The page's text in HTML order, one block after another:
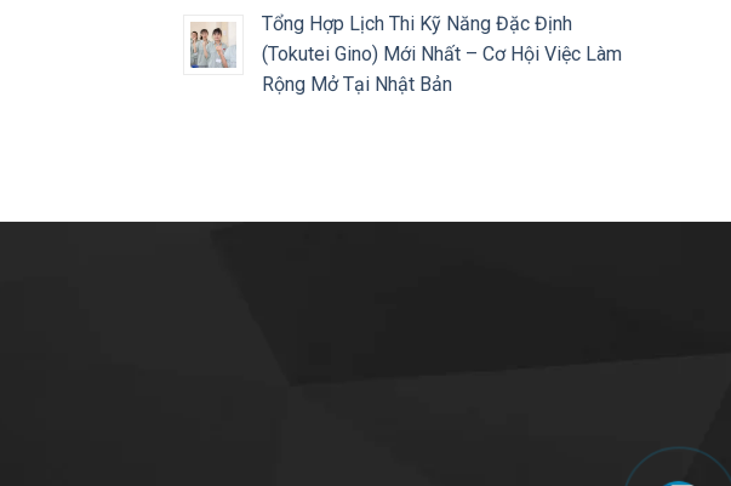
Tổng Hợp Lịch Thi Kỹ Năng Đặc Định
(Tokutei Gino) Mới Nhất – Cơ Hội Việc Làm
Rộng Mở Tại Nhật Bản